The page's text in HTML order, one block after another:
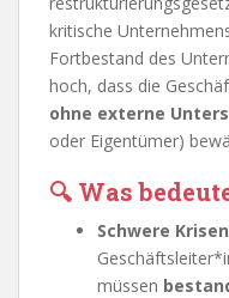
kritische
Fortbestand des
hoch, dass die
ohne externe
oder Eigentümer)
🔍 Was
Schwere
müssen